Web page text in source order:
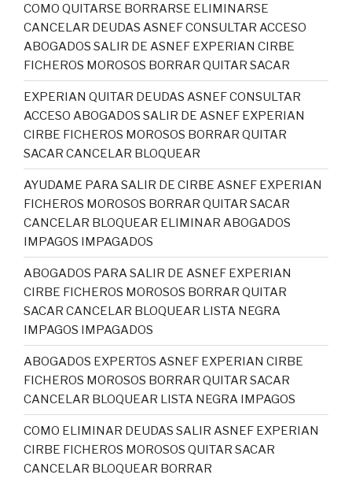
COMO QUITARSE BORRARSE ELIMINARSE
CANCELAR DEUDAS ASNEF CONSULTAR ACCESO
ABOGADOS SALIR DE ASNEF EXPERIAN CIRBE
FICHEROS MOROSOS BORRAR QUITAR SACAR
EXPERIAN QUITAR DEUDAS ASNEF CONSULTAR
ACCESO ABOGADOS SALIR DE ASNEF EXPERIAN
CIRBE FICHEROS MOROSOS BORRAR QUITAR
SACAR CANCELAR BLOQUEAR
AYUDAME PARA SALIR DE CIRBE ASNEF EXPERIAN
FICHEROS MOROSOS BORRAR QUITAR SACAR
CANCELAR BLOQUEAR ELIMINAR ABOGADOS
IMPAGOS IMPAGADOS
ABOGADOS PARA SALIR DE ASNEF EXPERIAN
CIRBE FICHEROS MOROSOS BORRAR QUITAR
SACAR CANCELAR BLOQUEAR LISTA NEGRA
IMPAGOS IMPAGADOS
ABOGADOS EXPERTOS ASNEF EXPERIAN CIRBE
FICHEROS MOROSOS BORRAR QUITAR SACAR
CANCELAR BLOQUEAR LISTA NEGRA IMPAGOS
COMO ELIMINAR DEUDAS SALIR ASNEF EXPERIAN
CIRBE FICHEROS MOROSOS QUITAR SACAR
CANCELAR BLOQUEAR BORRAR